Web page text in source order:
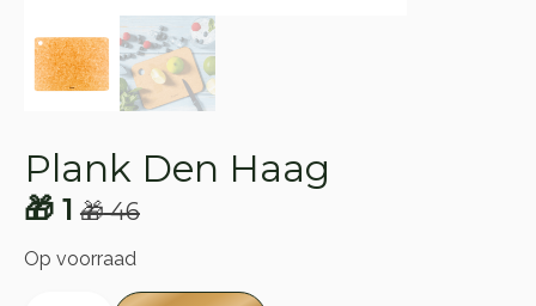
Plank Den Haag
🎁46
Oorspronkelijke
prijs
🎁 1
Huidige
prijs
Op voorraad